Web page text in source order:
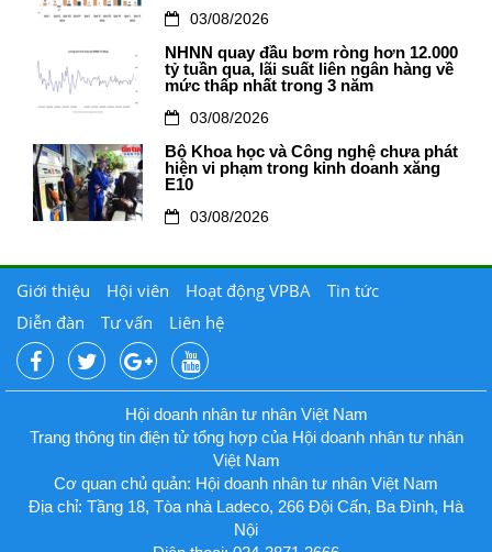
03/08/2026
NHNN quay đầu bơm ròng hơn 12.000
tỷ tuần qua, lãi suất liên ngân hàng về
mức thấp nhất trong 3 năm
03/08/2026
Bộ Khoa học và Công nghệ chưa phát
hiện vi phạm trong kinh doanh xăng
E10
03/08/2026
Giới thiệu Hội viên Hoạt động VPBA
Tin tức
Diễn đàn
Tư vấn Liên hệ
Hội doanh nhân tư nhân Việt Nam
Trang thông tin điện tử tổng hợp của Hội doanh nhân tư nhân
Việt Nam
Cơ quan chủ quản: Hội doanh nhân tư nhân Việt Nam
Địa chỉ: Tầng 18, Tòa nhà Ladeco, 266 Đội Cấn, Ba Đình, Hà
Nội